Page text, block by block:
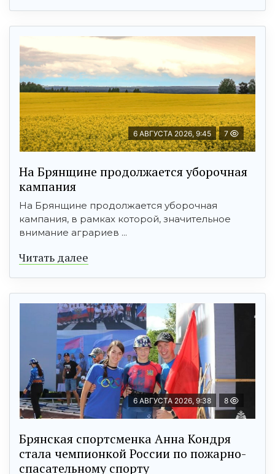
6 АВГУСТА 2026, 9:45 7
На Брянщине продолжается уборочная
кампания
На Брянщине продолжается уборочная
кампания, в рамках которой, значительное
внимание аграриев ...
Читать далее
6 АВГУСТА 2026, 9:38 8
Брянская спортсменка Анна Кондря
стала чемпионкой России по пожарно-
спасательному спорту